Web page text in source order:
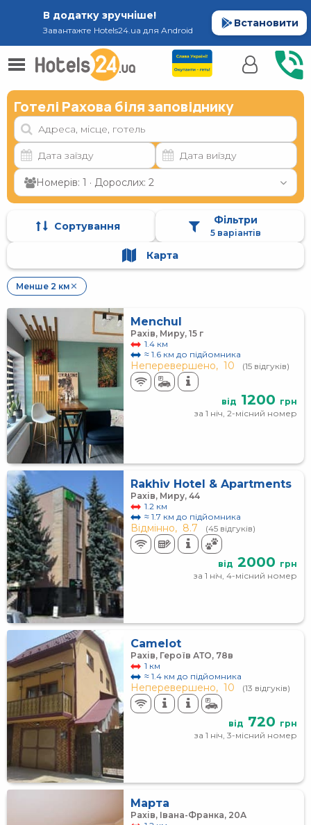
В додатку зручніше!
Завантажте Hotels24.ua для Android
Встановити
Готелі Рахова біля заповіднику
Номерів: 1 · Дорослих: 2
Сортування Фільтри
5 варіантів
Карта
Менше 2 км ✕
Menchul
Рахів, Миру, 15 г
1.4 км
≈ 1.6 км до підйомника
Неперевершено, 10 (15 відгуків)
від 1200 грн
за 1 ніч, 2-місний номер
Rakhiv Hotel & Apartments
Рахів, Миру, 44
1.2 км
≈ 1.7 км до підйомника
Відмінно, 8.7 (45 відгуків)
від 2000 грн
за 1 ніч, 4-місний номер
Camelot
Рахів, Героїв АТО, 78в
1 км
≈ 1.4 км до підйомника
Неперевершено, 10 (13 відгуків)
від 720 грн
за 1 ніч, 3-місний номер
Марта
Рахів, Івана-Франка, 20А